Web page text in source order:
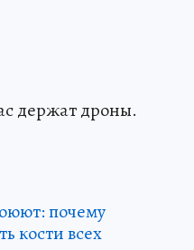
держат дроны.
почему
кости всех